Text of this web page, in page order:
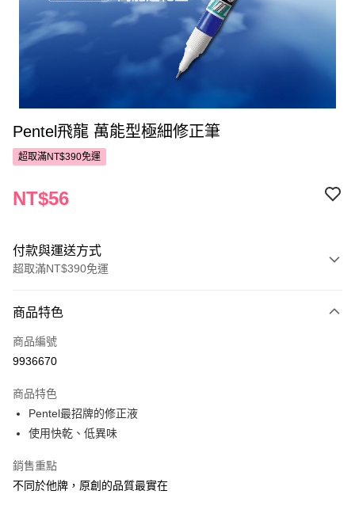
Pentel飛龍 萬能型極細修正筆
超取滿NT$390免運
NT$56
付款與運送方式
超取滿NT$390免運
POYA支付
信用卡一次付款
LINE Pay
Apple Pay
街口支付
商品特色
商品編號
9936670
商品特色
Pentel最招牌的修正液
使用快乾、低異味
銷售重點
不同於他牌，原創的品質最實在